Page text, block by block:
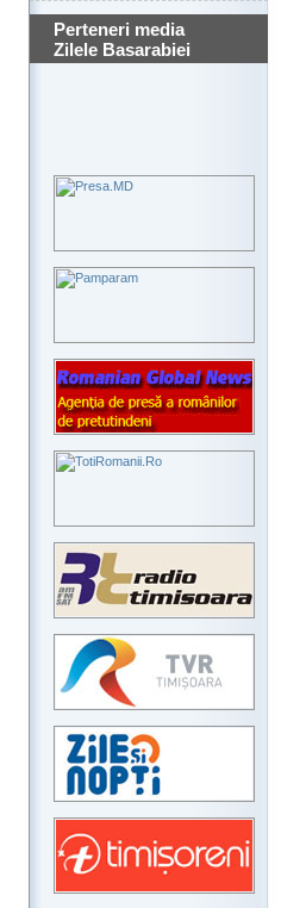
Perteneri media
Zilele Basarabiei